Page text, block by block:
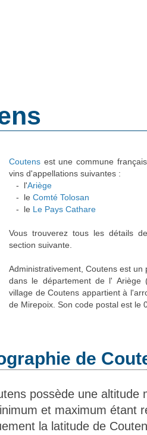
Coutens est une commune
vins d'appellations suivantes :
- l'Ariège
- le Comté Tolosan
- le Le Pays Cathare
Vous trouverez tous les détails
section suivante.
Administrativement, Coutens est
dans le département de l' Ariège
village de Coutens appartient à
de Mirepoix. Son code postal est le
de
possède une altitude
et maximum étant
la latitude de